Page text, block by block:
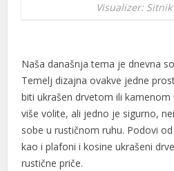
Visualizer:
Naša današnja tema je dnevna
Temelj dizajna ovakve jedne
biti ukrašen drvetom ili
više volite, ali jedno je sigurno,
sobe u rustičnom ruhu. Podovi
kao i plafoni i kosine ukrašeni
rustične priče.